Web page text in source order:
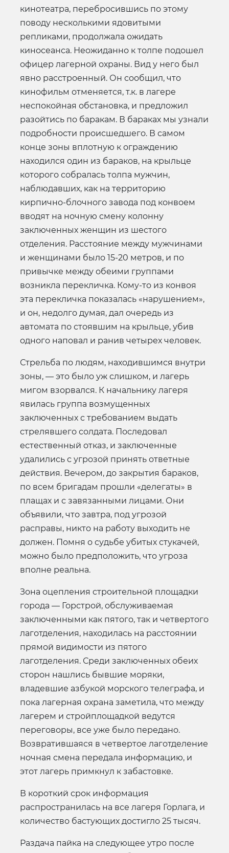
кинотеатра, перебросившись по этому
поводу несколькими ядовитыми
репликами, продолжала ожидать
киносеанса. Неожиданно к толпе подошел
офицер лагерной охраны. Вид у него был
явно расстроенный. Он сообщил, что
кинофильм отменяется, т.к. в лагере
неспокойная обстановка, и предложил
разойтись по баракам. В бараках мы узнали
подробности происшедшего. В самом
конце зоны вплотную к ограждению
находился один из бараков, на крыльце
которого собралась толпа мужчин,
наблюдавших, как на территорию
кирпично-блочного завода под конвоем
вводят на ночную смену колонну
заключенных женщин из шестого
отделения. Расстояние между мужчинами
и женщинами было 15-20 метров, и по
привычке между обеими группами
возникла перекличка. Кому-то из конвоя
эта перекличка показалась «нарушением»,
и он, недолго думая, дал очередь из
автомата по стоявшим на крыльце, убив
одного наповал и ранив четырех человек.
Стрельба по людям, находившимся внутри
зоны, — это было уж слишком, и лагерь
мигом взорвался. К начальнику лагеря
явилась группа возмущенных
заключенных с требованием выдать
стрелявшего солдата. Последовал
естественный отказ, и заключенные
удалились с угрозой принять ответные
действия. Вечером, до закрытия бараков,
по всем бригадам прошли «делегаты» в
плащах и с завязанными лицами. Они
объявили, что завтра, под угрозой
расправы, никто на работу выходить не
должен. Помня о судьбе убитых стукачей,
можно было предположить, что угроза
вполне реальна.
Зона оцепления строительной площадки
города — Горстрой, обслуживаемая
заключенными как пятого, так и четвертого
лаготделения, находилась на расстоянии
прямой видимости из пятого
лаготделения. Среди заключенных обеих
сторон нашлись бывшие моряки,
владевшие азбукой морского телеграфа, и
пока лагерная охрана заметила, что между
лагерем и стройплощадкой ведутся
переговоры, все уже было передано.
Возвратившаяся в четвертое лаготделение
ночная смена передала информацию, и
этот лагерь примкнул к забастовке.
В короткий срок информация
распространилась на все лагеря Горлага, и
количество бастующих достигло 25 тысяч.
Раздача пайка на следующее утро после